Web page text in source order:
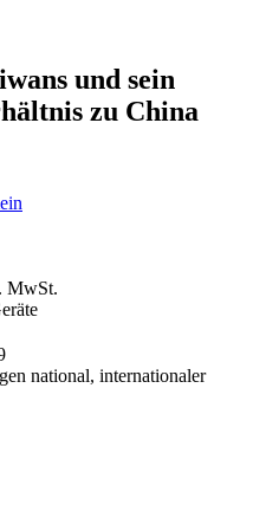
und sein
zu China
MwSt.
national, internationaler